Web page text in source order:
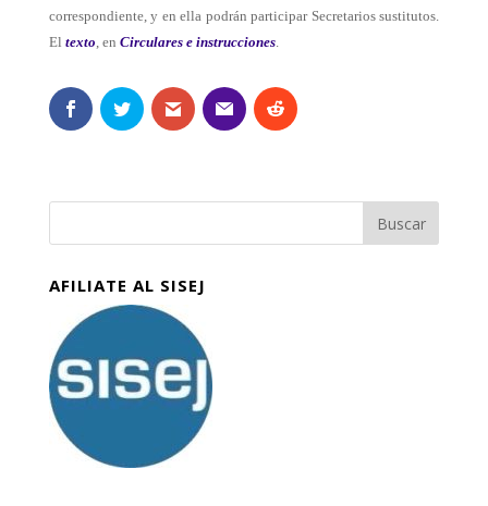
correspondiente, y en ella podrán participar Secretarios sustitutos.
El texto, en Circulares e instrucciones.
AFILIATE AL SISEJ